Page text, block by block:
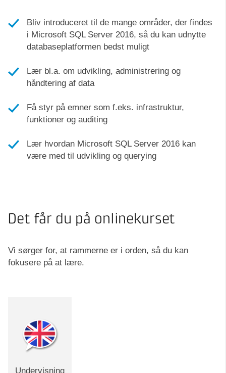
Bliv introduceret til de mange områder, der findes
i Microsoft SQL Server 2016, så du kan udnytte
databaseplatformen bedst muligt
Lær bl.a. om udvikling, administrering og
håndtering af data
Få styr på emner som f.eks. infrastruktur,
funktioner og auditing
Lær hvordan Microsoft SQL Server 2016 kan
være med til udvikling og querying
Det får du på onlinekurset
Vi sørger for, at rammerne er i orden, så du kan
fokusere på at lære.
Undervisning